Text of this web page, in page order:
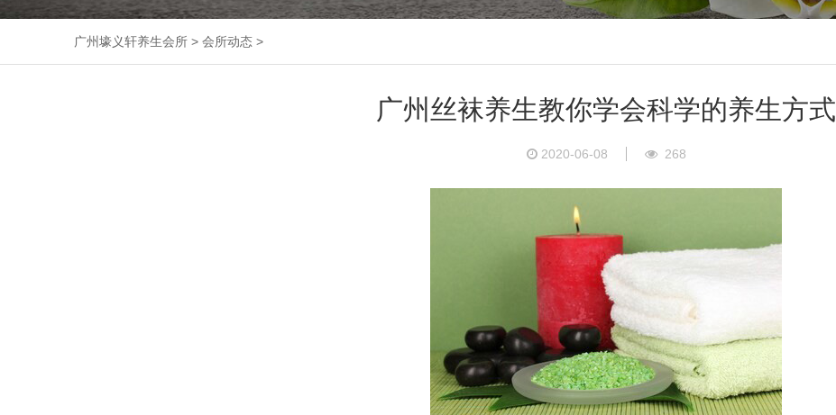
广州壕义轩养生会所 > 会所动态 >
广州丝袜养生教你学会科学的养生方式
2020-06-08 268